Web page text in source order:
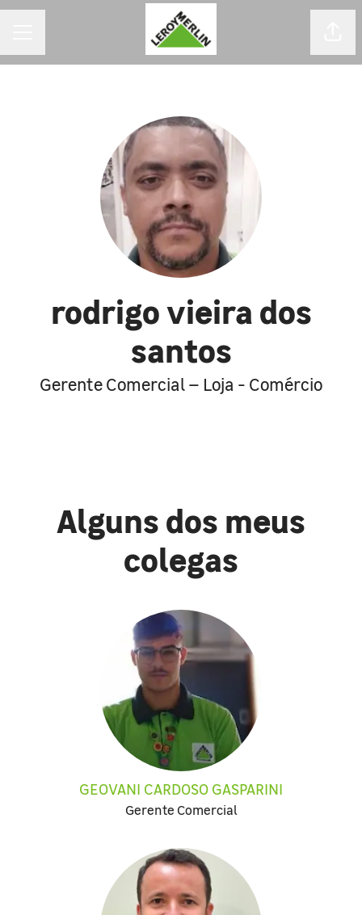
rodrigo vieira dos
santos
Gerente Comercial – Loja - Comércio
Alguns dos meus
colegas
GEOVANI CARDOSO GASPARINI
Gerente Comercial